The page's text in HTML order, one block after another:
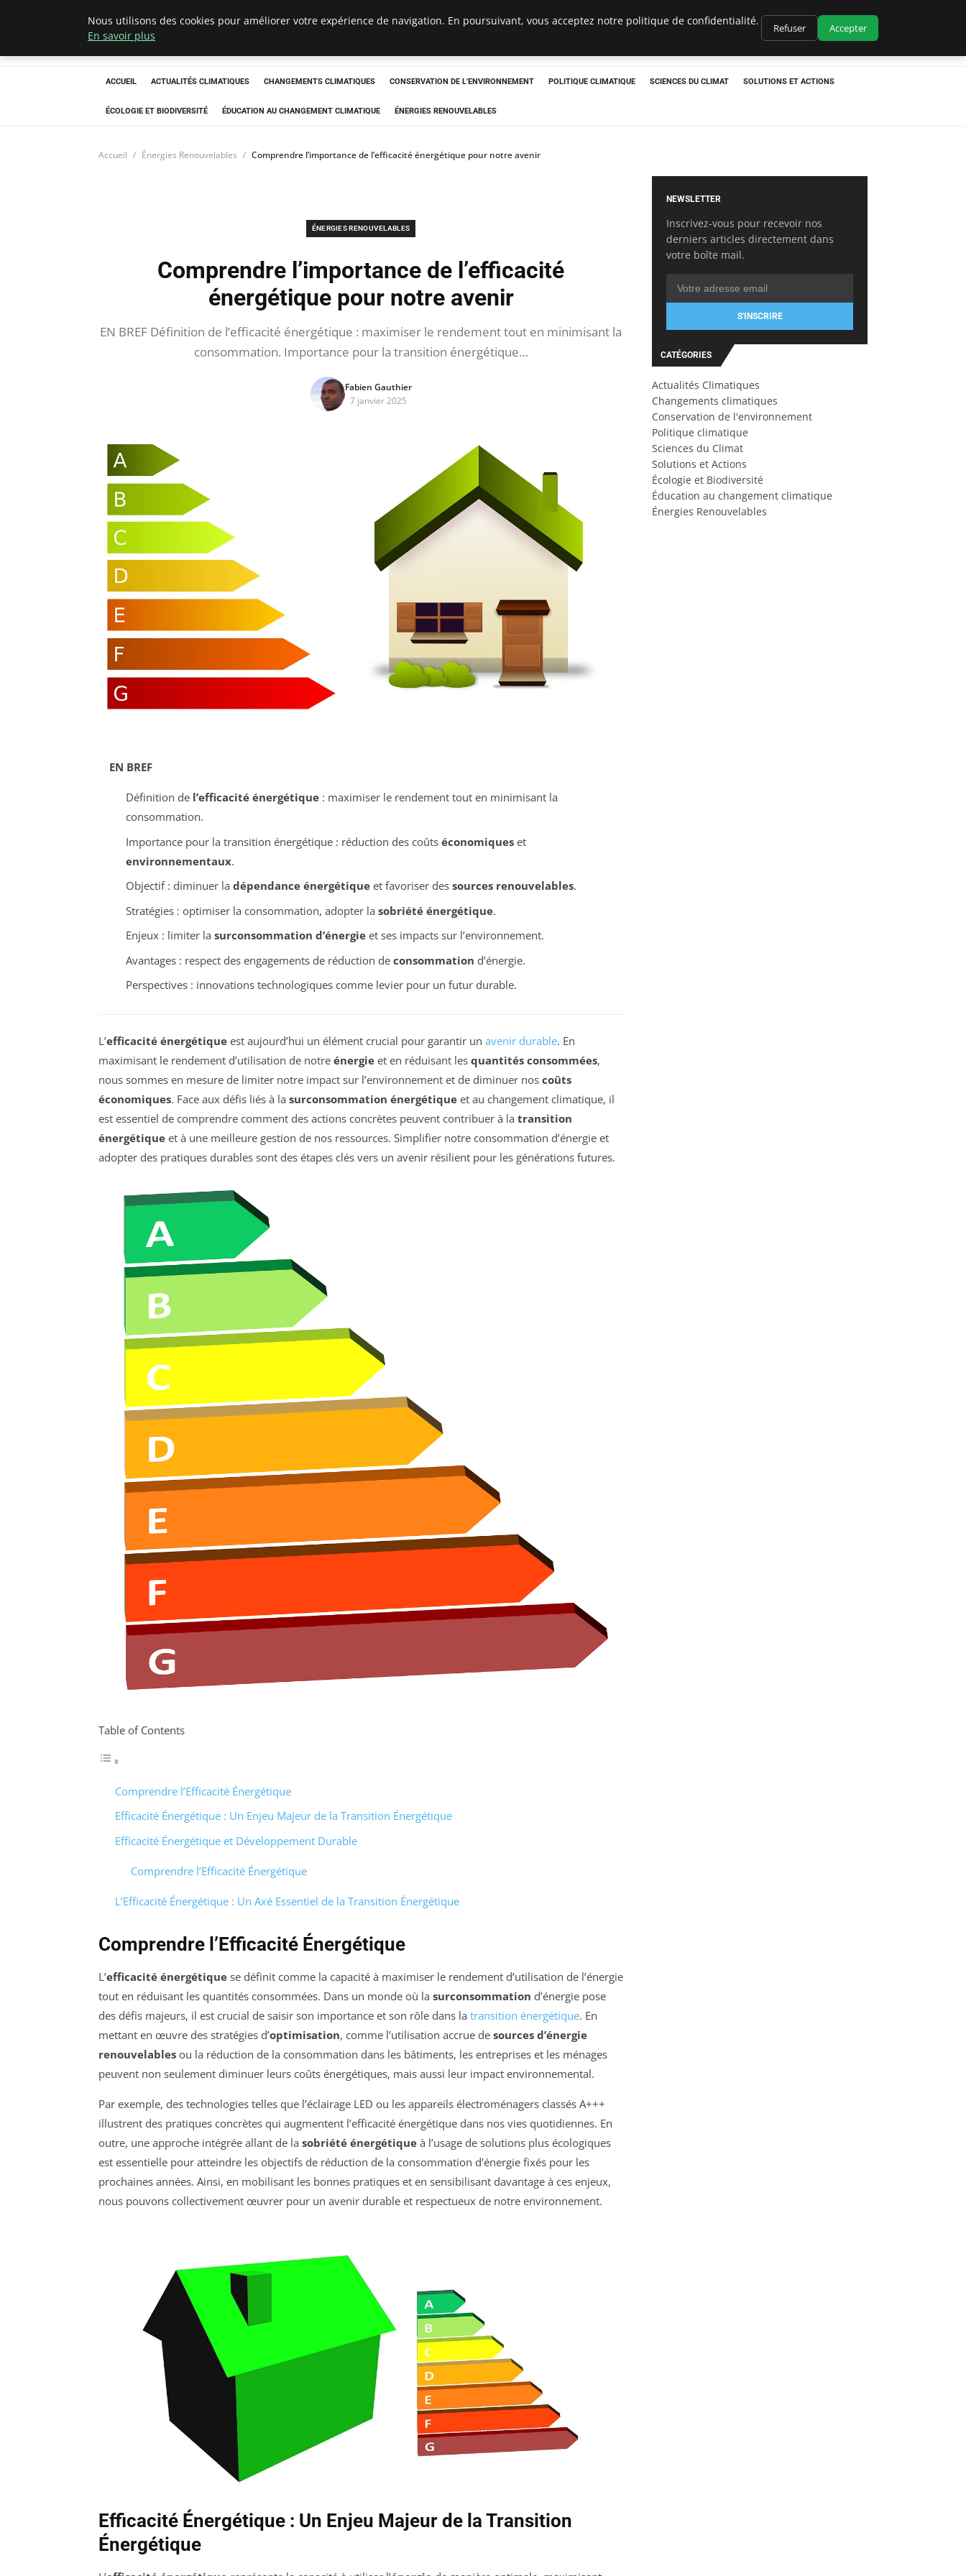
Climatedebtagents
ACCUEIL ACTUALITÉS CLIMATIQUES CHANGEMENTS CLIMATIQUES CONSERVATION DE L'ENVIRONNEMENT POLITIQUE CLIMATIQUE SCIENCES DU CLIMAT SOLUTIONS ET ACTIONS
ÉCOLOGIE ET BIODIVERSITÉ ÉDUCATION AU CHANGEMENT CLIMATIQUE ÉNERGIES RENOUVELABLES
Accueil Énergies Renouvelables Comprendre l’importance de l’efficacité énergétique pour notre avenir
ÉNERGIES RENOUVELABLES
Comprendre l’importance de l’efficacité
énergétique pour notre avenir
EN BREF Définition de l’efficacité énergétique : maximiser le rendement tout en minimisant la
consommation. Importance pour la transition énergétique…
Fabien Gauthier
7 janvier 2025
EN BREF
Définition de l’efficacité énergétique: maximiser le rendement tout en minimisant la
consommation.
Importance pour la transition énergétique : réduction des coûts économiqueset
environnementaux.
Objectif : diminuer la dépendance énergétiqueet favoriser des sources renouvelables.
Stratégies : optimiser la consommation, adopter la sobriété énergétique.
Enjeux : limiter la surconsommation d’énergieet ses impacts sur l’environnement.
Avantages : respect des engagements de réduction de consommation d’énergie.
Perspectives : innovations technologiques comme levier pour un futur durable.
L’efficacité énergétique est aujourd’hui un élément crucial pour garantir un avenir durable. En
maximisant le rendement d’utilisation de notre énergie et en réduisant les quantités consommées,
nous sommes en mesure de limiter notre impact sur l’environnement et de diminuer nos coûts
économiques. Face aux défis liés à la surconsommation énergétique et au changement climatique, il
est essentiel de comprendre comment des actions concrètes peuvent contribuer à la transition
énergétique et à une meilleure gestion de nos ressources. Simplifier notre consommation d’énergie et
adopter des pratiques durables sont des étapes clés vers un avenir résilient pour les générations futures.
Table of Contents
Comprendre l’Efficacité Énergétique
Efficacité Énergétique : Un Enjeu Majeur de la Transition Énergétique
Efficacité Énergétique et Développement Durable
Comprendre l’Efficacité Énergétique
L’Efficacité Énergétique : Un Axé Essentiel de la Transition Énergétique
Comprendre l’Efficacité Énergétique
L’efficacité énergétique se définit comme la capacité à maximiser le rendement d’utilisation de l’énergie
tout en réduisant les quantités consommées. Dans un monde où la surconsommation d’énergie pose
des défis majeurs, il est crucial de saisir son importance et son rôle dans la transition énergétique. En
mettant en œuvre des stratégies d’optimisation, comme l’utilisation accrue de sources d’énergie
renouvelables ou la réduction de la consommation dans les bâtiments, les entreprises et les ménages
peuvent non seulement diminuer leurs coûts énergétiques, mais aussi leur impact environnemental.
Par exemple, des technologies telles que l’éclairage LED ou les appareils électroménagers classés A+++
illustrent des pratiques concrètes qui augmentent l’efficacité énergétique dans nos vies quotidiennes. En
outre, une approche intégrée allant de la sobriété énergétique à l’usage de solutions plus écologiques
est essentielle pour atteindre les objectifs de réduction de la consommation d’énergie fixés pour les
prochaines années. Ainsi, en mobilisant les bonnes pratiques et en sensibilisant davantage à ces enjeux,
nous pouvons collectivement œuvrer pour un avenir durable et respectueux de notre environnement.
Efficacité Énergétique : Un Enjeu Majeur de la Transition
Énergétique
NEWSLETTER
Inscrivez-vous pour recevoir nos
derniers articles directement dans
votre boîte mail.
S'INSCRIRE
CATÉGORIES
Actualités Climatiques
Changements climatiques
Conservation de l'environnement
Politique climatique
Sciences du Climat
Solutions et Actions
Écologie et Biodiversité
Éducation au changement climatique
Énergies Renouvelables
Nous utilisons des cookies pour améliorer votre expérience de navigation. En poursuivant, vous acceptez notre politique de confidentialité.
En savoir plus
Refuser Accepter